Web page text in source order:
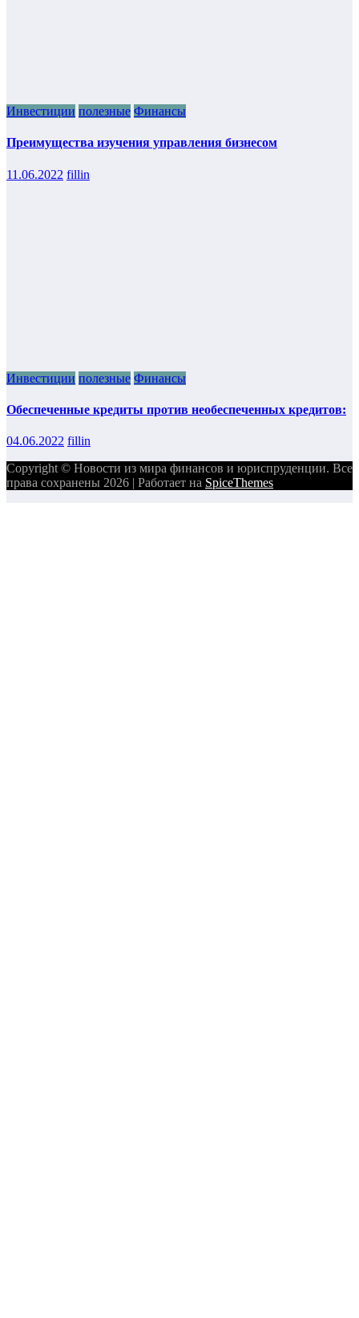
Инвестиции полезные Финансы
Преимущества изучения управления бизнесом
11.06.2022 fillin
Инвестиции полезные Финансы
Обеспеченные кредиты против необеспеченных кредитов:
04.06.2022 fillin
Copyright © Новости из мира финансов и юриспруденции. Все
права сохранены 2026 | Работает на SpiceThemes